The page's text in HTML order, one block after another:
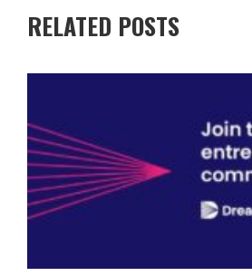
RELATED POSTS